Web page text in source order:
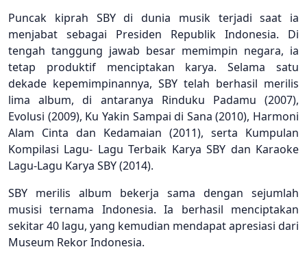
Puncak kiprah SBY di dunia musik terjadi saat ia
menjabat sebagai Presiden Republik Indonesia. Di
tengah tanggung jawab besar memimpin negara, ia
tetap produktif menciptakan karya. Selama satu
dekade kepemimpinannya, SBY telah berhasil merilis
lima album, di antaranya Rinduku Padamu (2007),
Evolusi (2009), Ku Yakin Sampai di Sana (2010), Harmoni
Alam Cinta dan Kedamaian (2011), serta Kumpulan
Kompilasi Lagu- Lagu Terbaik Karya SBY dan Karaoke
Lagu-Lagu Karya SBY (2014).
SBY merilis album bekerja sama dengan sejumlah
musisi ternama Indonesia. Ia berhasil menciptakan
sekitar 40 lagu, yang kemudian mendapat apresiasi dari
Museum Rekor Indonesia.